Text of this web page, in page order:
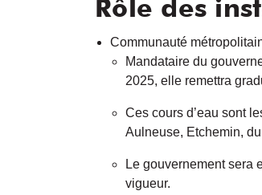
Rôle des
Communauté
Mandataire du
2025, elle remettra
Ces cours d’eau sont
Aulneuse, Etchemin,
Le gouvernement sera
vigueur.